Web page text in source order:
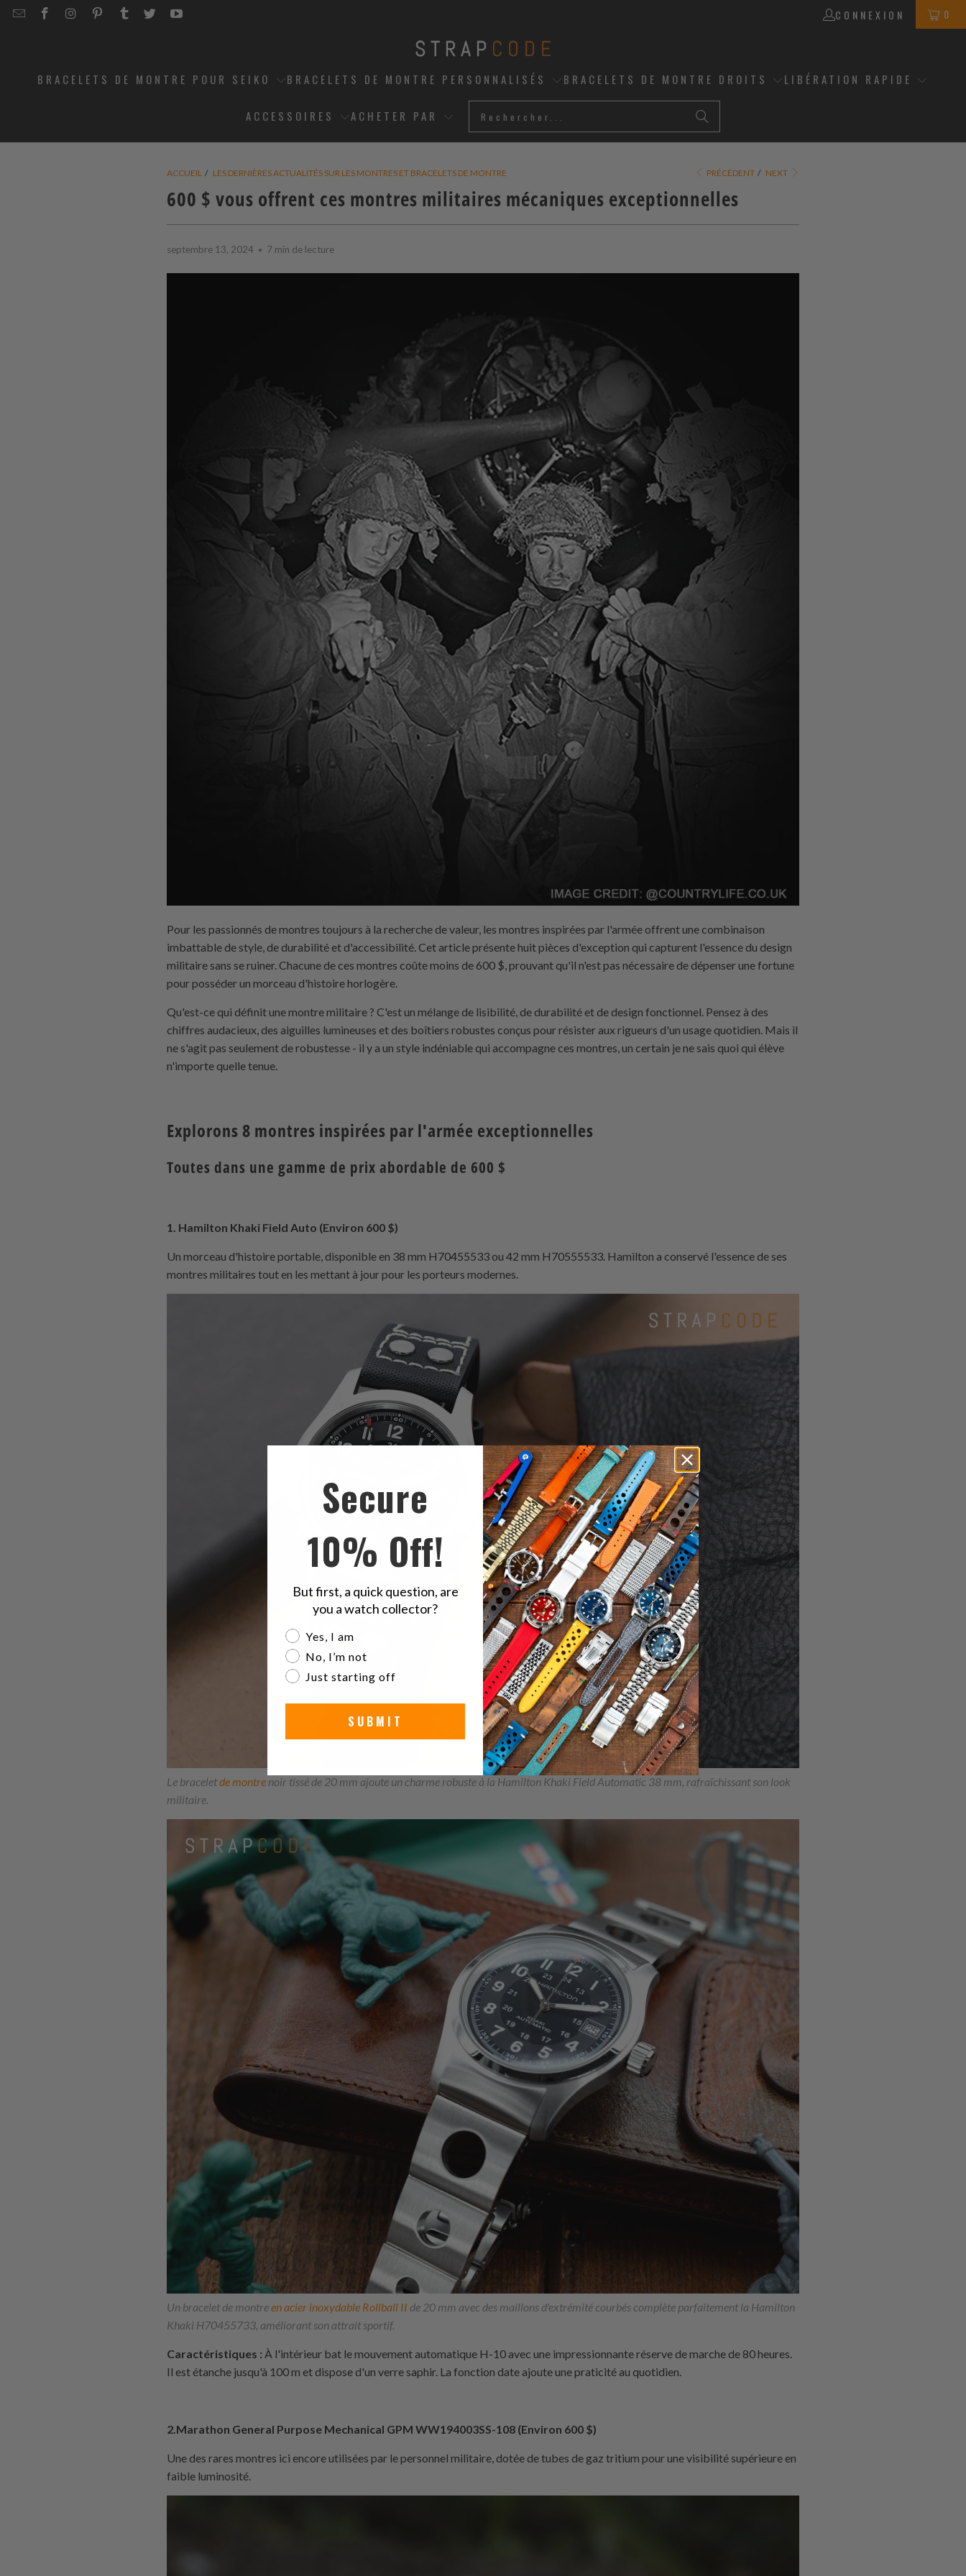
EMAILSTRAPCODE
STRAPCODE
STRAPCODE
STRAPCODE
STRAPCODE
STRAPCODE
CONNEXION 0
BRACELETS DE MONTRE POUR SEIKO BRACELETS DE MONTRE PERSONNALISÉS BRACELETS DE MONTRE DROITS LIBÉRATION RAPIDE
ACCESSOIRES ACHETER PAR
ACCUEIL / LES DERNIÈRES ACTUALITÉS SUR LES MONTRES ET BRACELETS DE MONTRE PRÉCÉDENT / NEXT
600 $ vous offrent ces montres militaires mécaniques exceptionnelles
septembre 13, 2024 7 min de lecture
Pour les passionnés de montres toujours à la recherche de valeur, les montres inspirées par l'armée offrent une combinaison
imbattable de style, de durabilité et d'accessibilité. Cet article présente huit pièces d'exception qui capturent l'essence du design
militaire sans se ruiner. Chacune de ces montres coûte moins de 600 $, prouvant qu'il n'est pas nécessaire de dépenser une fortune
pour posséder un morceau d'histoire horlogère.
Qu'est-ce qui définit une montre militaire ? C'est un mélange de lisibilité, de durabilité et de design fonctionnel. Pensez à des
chiffres audacieux, des aiguilles lumineuses et des boîtiers robustes conçus pour résister aux rigueurs d'un usage quotidien. Mais il
ne s'agit pas seulement de robustesse - il y a un style indéniable qui accompagne ces montres, un certain je ne sais quoi qui élève
n'importe quelle tenue.
Explorons 8 montres inspirées par l'armée exceptionnelles
Toutes dans une gamme de prix abordable de 600 $
1. Hamilton Khaki Field Auto (Environ 600 $)
Un morceau d'histoire portable, disponible en 38 mm H70455533 ou 42 mm H70555533. Hamilton a conservé l'essence de ses
montres militaires tout en les mettant à jour pour les porteurs modernes.
Le braceletde montre noir tissé de 20 mm ajoute un charme robuste à la Hamilton Khaki Field Automatic 38 mm, rafraîchissant son look
militaire.
Un bracelet de montreen acier inoxydable Rollball II de 20 mm avec des maillons d'extrémité courbés complète parfaitement la Hamilton
Khaki H70455733, améliorant son attrait sportif.
Caractéristiques : À l'intérieur bat le mouvement automatique H-10 avec une impressionnante réserve de marche de 80 heures.
Il est étanche jusqu'à 100 m et dispose d'un verre saphir. La fonction date ajoute une praticité au quotidien.
2.Marathon General Purpose Mechanical GPM WW194003SS-108 (Environ 600 $)
Une des rares montres ici encore utilisées par le personnel militaire, dotée de tubes de gaz tritium pour une visibilité supérieure en
faible luminosité.
Secure
10% Off!
But first, a quick question, are
you a watch collector?
Are you a watch collector?
Yes, I am
No, I’m not
Just starting off
SUBMIT